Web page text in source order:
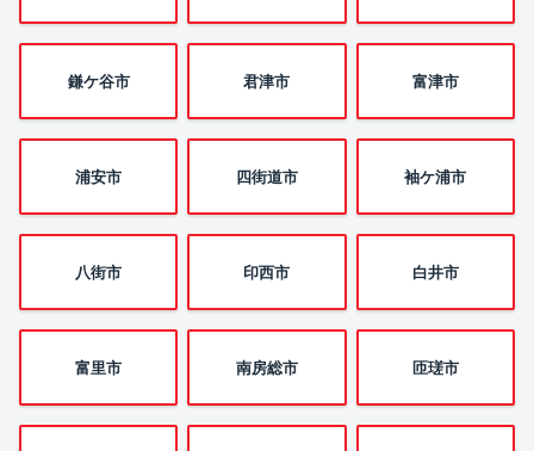
鎌ケ谷市 君津市 富津市
浦安市 四街道市 袖ケ浦市
八街市 印西市 白井市
富里市 南房総市 匝瑳市